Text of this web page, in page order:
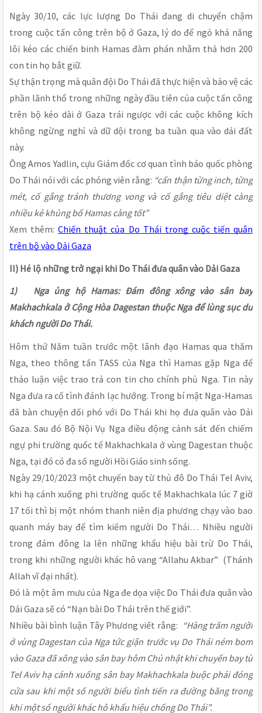
Ngày 30/10, các lực lượng Do Thái đang di chuyển chậm
trong cuộc tấn công trên bộ ở Gaza, lý do để ngỏ khả năng
lôi kéo các chiến binh Hamas đàm phán nhằm thả hơn 200
con tin họ bắt giữ.
Sự thận trọng mà quân đội Do Thái đã thực hiện và bảo vệ các
phần lãnh thổ trong những ngày đầu tiên của cuộc tấn công
trên bộ kéo dài ở Gaza trái ngược với các cuộc không kích
không ngừng nghỉ và dữ dội trong ba tuần qua vào dải đất
này.
Ông Amos Yadlin, cựu Giám đốc cơ quan tình báo quốc phòng
Do Thái nói với các phóng viên rằng: “cẩn thận từng inch, từng
mét, cố gắng tránh thương vong và cố gắng tiêu diệt càng
nhiều kẻ khủng bố Hamas càng tốt”
Xem thêm:Chiến thuật của Do Thái trong cuộc tiến quân
trên bộ vào Dải Gaza
II) Hé lộ những trở ngại khi Do Thái đưa quân vào Dải Gaza
1) Nga ủng hộ Hamas: Đám đông xông vào sân bay
Makhachkala ở Cộng Hòa Dagestan thuộc Nga để lùng sục du
khách người Do Thái.
Hôm thứ Năm tuần trước một lãnh đạo Hamas qua thăm
Nga, theo thông tấn TASS của Nga thì Hamas gặp Nga để
thảo luận việc trao trả con tin cho chính phủ Nga. Tin này
Nga đưa ra cố tình đánh lạc hướng. Trong bí mật Nga-Hamas
đã bàn chuyện đối phó với Do Thái khi họ đưa quân vào Dải
Gaza. Sau đó Bộ Nội Vụ Nga điều động cảnh sát đến chiếm
ngự phi trường quốc tế Makhachkala ở vùng Dagestan thuộc
Nga, tại đó có đa số người Hồi Giáo sinh sống.
Ngày 29/10/2023 một chuyến bay từ thủ đô Do Thái Tel Aviv,
khi hạ cánh xuống phi trường quốc tế Makhachkala lúc 7 giờ
17 tối thì bị một nhóm thanh niên địa phương chạy vào bao
quanh máy bay để tìm kiếm người Do Thái… Nhiều người
trong đám đông la lên những khẩu hiệu bài trừ Do Thái,
trong khi những người khác hô vang “Allahu Akbar” (Thánh
Allah vĩ đại nhất).
Đó là một âm mưu của Nga đe dọa việc Do Thái đưa quân vào
Dải Gaza sẽ có “Nạn bài Do Thái trên thế giới”.
Nhiều bài bình luận Tây Phương viết rằng: “Hàng trăm người
ở vùng Dagestan của Nga tức giận trước vụ Do Thái ném bom
vào Gaza đã xông vào sân bay hôm Chủ nhật khi chuyến bay từ
Tel Aviv hạ cánh xuống sân bay Makhachkala buộc phải đóng
cửa sau khi một số người biểu tình tiến ra đường băng trong
khi một số người khác hô khẩu hiệu chống Do Thái”.